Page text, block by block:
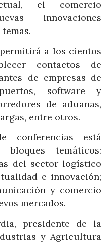
el comercio
innovaciones
a los cientos
contactos de
de empresas de
software y
de aduanas,
entre otros.
está
temáticos:
del sector logístico
e innovación;
y comercio
mercados.
presidente de la
y Agricultura